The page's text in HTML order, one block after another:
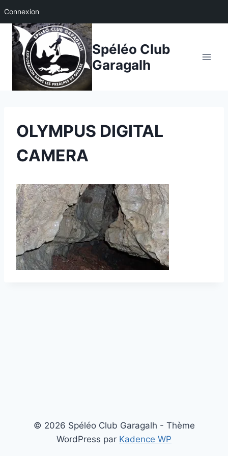
Connexion
Aller
contenu
Spéléo Club
Garagalh
OLYMPUS DIGITAL
CAMERA
© 2026 Spéléo Club Garagalh - Thème
WordPress par Kadence WP